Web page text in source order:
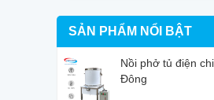
SẢN PHẨM NỔI BẬT
Nồi phở tủ điện
Đông